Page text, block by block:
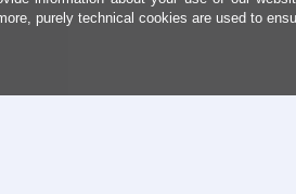
purely technical cookies are used to